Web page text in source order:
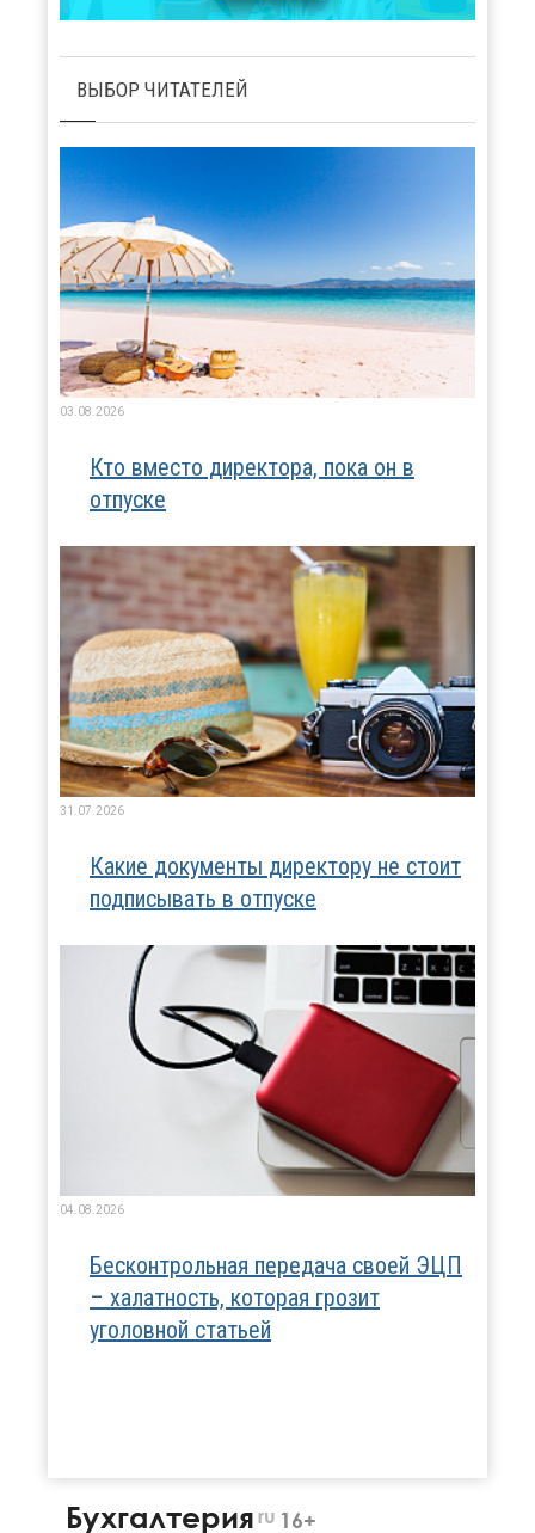
ВЫБОР ЧИТАТЕЛЕЙ
03.08.2026
Кто вместо директора, пока он в
отпуске
31.07.2026
Какие документы директору не стоит
подписывать в отпуске
04.08.2026
Бесконтрольная передача своей ЭЦП
– халатность, которая грозит
уголовной статьей
Бухгалтерия ru 16+